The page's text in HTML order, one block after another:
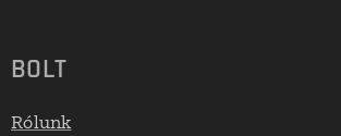
BOLT
Rólunk